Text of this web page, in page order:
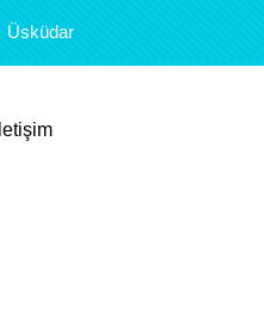
Üsküdar
İletişim